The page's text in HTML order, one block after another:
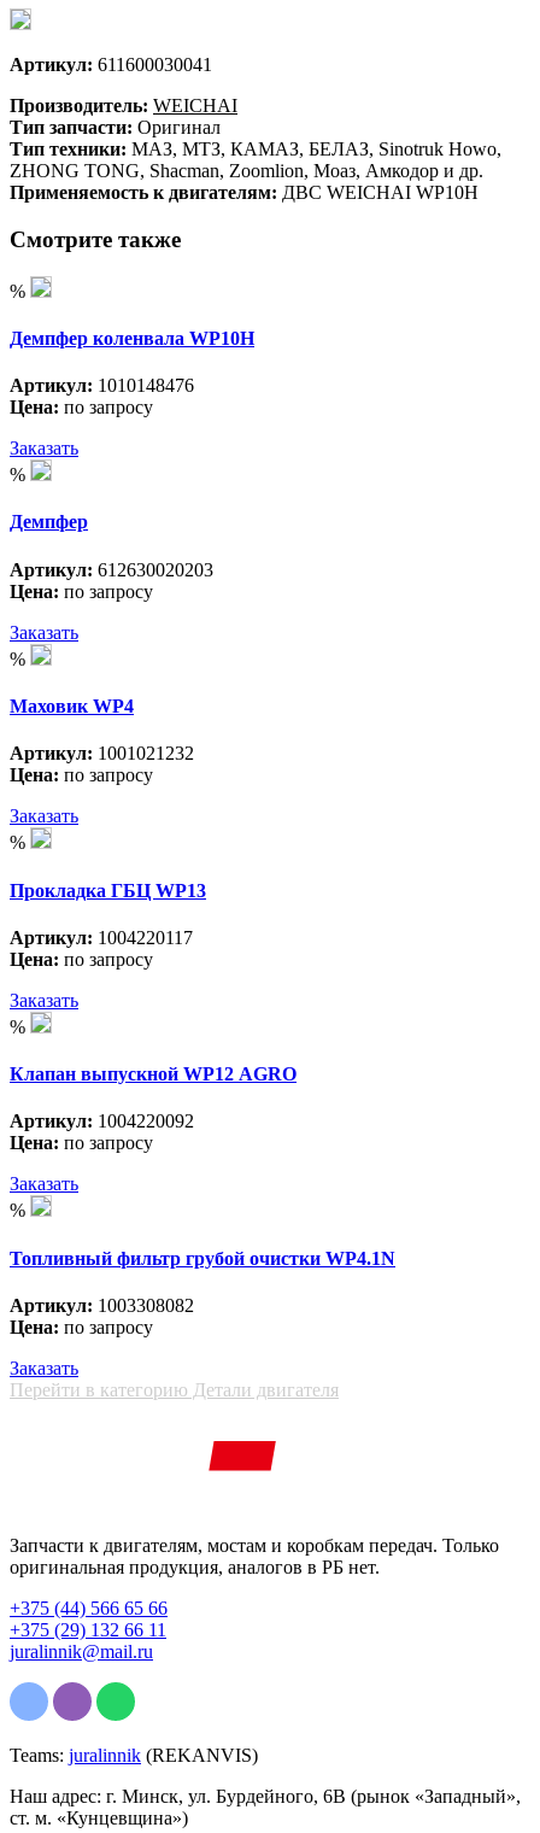
Артикул: 611600030041
Производитель: WEICHAI
Тип запчасти: Оригинал
Тип техники: МАЗ, МТЗ, КАМАЗ, БЕЛАЗ, Sinotruk Howo,
ZHONG TONG, Shacman, Zoomlion, Моаз, Амкодор и др.
Применяемость к двигателям: ДВС WEICHAI WP10H
Смотрите также
%
Демпфер коленвала WP10H
Артикул: 1010148476
Цена: по запросу
Заказать
%
Демпфер
Артикул: 612630020203
Цена: по запросу
Заказать
%
Маховик WP4
Артикул: 1001021232
Цена: по запросу
Заказать
%
Прокладка ГБЦ WP13
Артикул: 1004220117
Цена: по запросу
Заказать
%
Клапан выпускной WP12 АGRO
Артикул: 1004220092
Цена: по запросу
Заказать
%
Топливный фильтр грубой очистки WP4.1N
Артикул: 1003308082
Цена: по запросу
Заказать
Перейти в категорию Детали двигателя
Запчасти к двигателям, мостам и коробкам передач. Только
оригинальная продукция, аналогов в РБ нет.
+375 (44) 566 65 66
+375 (29) 132 66 11
juralinnik@mail.ru
Teams: juralinnik (REKANVIS)
Наш адрес: г. Минск, ул. Бурдейного, 6В (рынок «Западный»,
ст. м. «Кунцевщина»)